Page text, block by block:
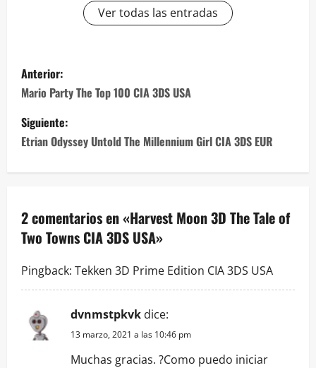
Ver todas las entradas
N
a
v
e
a
c
i
n
Anterior:
Mario Party The Top 100 CIA 3DS USA
Siguiente:
Etrian Odyssey Untold The Millennium Girl CIA 3DS EUR
2 comentarios en «Harvest Moon 3D The Tale of
Two Towns CIA 3DS USA»
Pingback: Tekken 3D Prime Edition CIA 3DS USA
dvnmstpkvk dice:
13 marzo, 2021 a las 10:46 pm
Muchas gracias. ?Como puedo iniciar